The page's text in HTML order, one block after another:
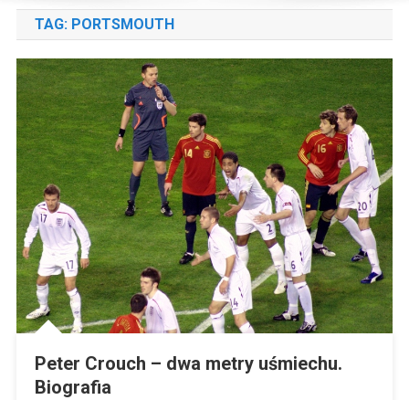
TAG: PORTSMOUTH
Peter Crouch – dwa metry uśmiechu.
Biografia